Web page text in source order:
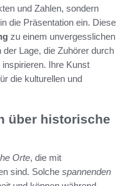
und Zahlen, sondern
die Präsentation ein. Diese
zu einem unvergesslichen
Lage, die Zuhörer durch
Ihre Kunst
die kulturellen und
über historische
Orte, die mit
sind. Solche spannenden